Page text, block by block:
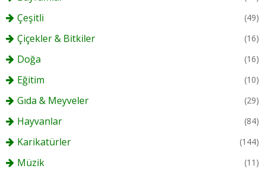
Çeşitli (49)
Çiçekler & Bitkiler (16)
Doğa (16)
Eğitim (10)
Gıda & Meyveler (29)
Hayvanlar (84)
Karikatürler (144)
Müzik (11)